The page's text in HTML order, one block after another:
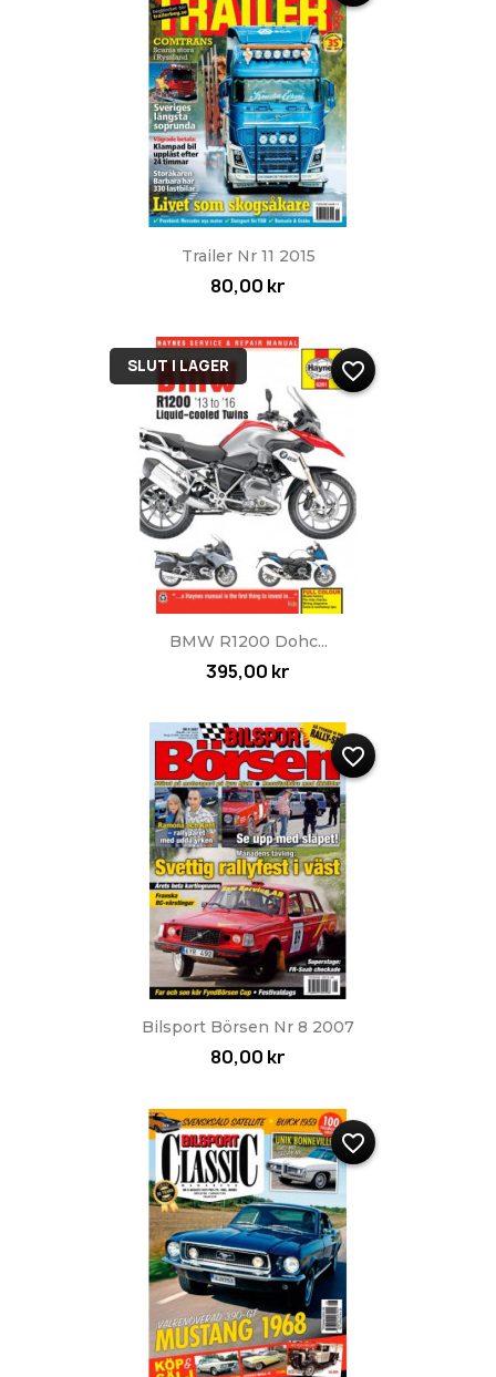
Trailer Nr 11 2015
80,00 kr
BMW R1200 Dohc...
395,00 kr
SLUT I LAGER favorite_border
Bilsport Börsen Nr 8 2007
80,00 kr
favorite_border
favorite_border